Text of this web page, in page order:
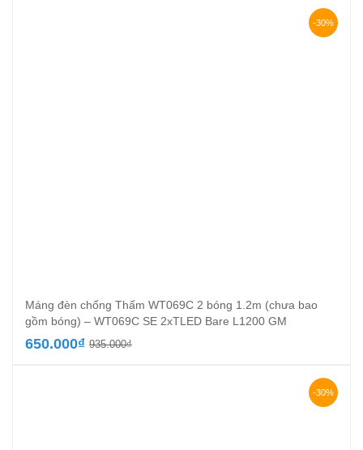
-30%
Máng đèn chống Thấm WT069C 2 bóng 1.2m (chưa bao
gồm bóng) – WT069C SE 2xTLED Bare L1200 GM
935.000₫Giá
650.000₫
Giá
-30%